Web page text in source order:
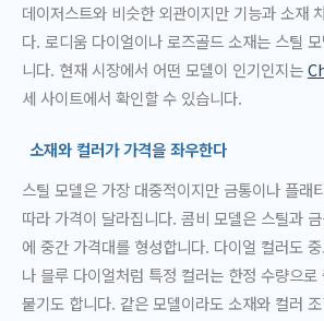
데이저스트와 비슷한 외관이지만 기능과 소재
다. 로디움 다이얼이나 로즈골드 소재는 스틸
니다. 현재 시장에서 어떤 모델이 인기인지는
세 사이트에서 확인할 수 있습니다.
소재와 컬러가 가격을 좌우한다
스틸 모델은 가장 대중적이지만 금통이나 플래
따라 가격이 달라집니다. 콤비 모델은 스틸과
에 중간 가격대를 형성합니다. 다이얼 컬러도
나 블루 다이얼처럼 특정 컬러는 한정 수량으로
붙기도 합니다. 같은 모델이라도 소재와 컬러